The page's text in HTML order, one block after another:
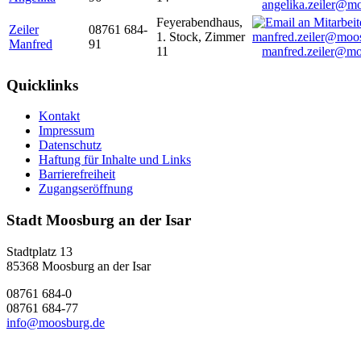
Zeiler
Manfred
08761 684-
91
Feyerabendhaus,
1. Stock, Zimmer
11
Quicklinks
Kontakt
Impressum
Datenschutz
Haftung für Inhalte und Links
Barrierefreiheit
Zugangseröffnung
Stadt Moosburg an der Isar
Stadtplatz 13
85368 Moosburg an der Isar
08761 684-0
08761 684-77
info@moosburg.de